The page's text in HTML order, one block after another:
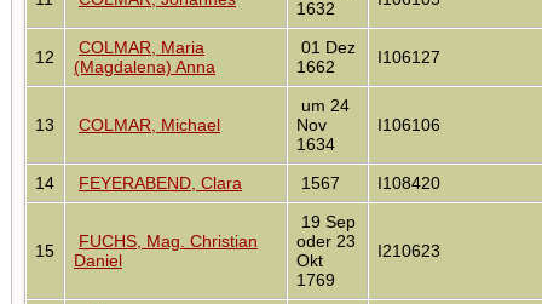
1632
12
COLMAR, Maria
(Magdalena) Anna
01 Dez
1662
I106127
13 COLMAR, Michael
um 24
Nov
1634
I106106
14 FEYERABEND, Clara 1567 I108420
15
FUCHS, Mag. Christian
Daniel
19 Sep
oder 23
Okt
1769
I210623